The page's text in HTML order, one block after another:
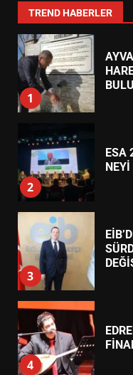
TREND HABERLER
1
2
ESA
3
4
5